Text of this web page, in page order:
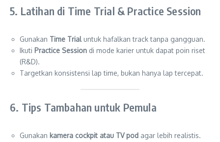
5. Latihan di Time Trial & Practice Session
Gunakan Time Trialuntuk hafalkan track tanpa gangguan.
Ikuti Practice Session di mode karier untuk dapat poin riset
(R&D).
Targetkan konsistensi lap time, bukan hanya lap tercepat.
6. Tips Tambahan untuk Pemula
Gunakan kamera cockpit atau TV pod agar lebih realistis.